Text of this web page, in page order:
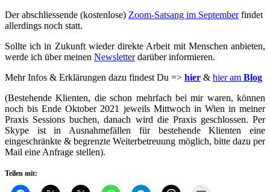
Der abschliessende (kostenlose) Zoom-Satsang im Septemberfindet
allerdings noch statt.
Sollte ich in Zukunft wieder direkte Arbeit mit Menschen anbieten,
werde ich über meinen Newsletterdarüber informieren.
Mehr Infos & Erklärungen dazu findest Du => hier & hier am Blog
(Bestehende Klienten, die schon mehrfach bei mir waren, können
noch bis Ende Oktober 2021 jeweils Mittwoch in Wien in meiner
Praxis Sessions buchen, danach wird die Praxis geschlossen. Per
Skype ist in Ausnahmefällen für bestehende Klienten eine
eingeschränkte & begrenzte Weiterbetreuung möglich, bitte dazu per
Mail eine Anfrage stellen).
Teilen mit: